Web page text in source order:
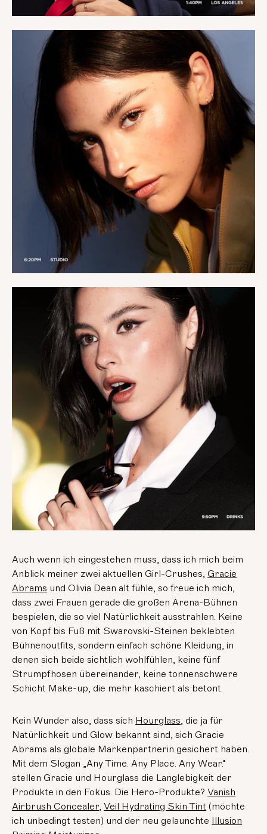
Auch wenn ich eingestehen muss, dass ich mich beim
Anblick meiner zwei aktuellen Girl-Crushes,Gracie
Abrams und Olivia Dean alt fühle, so freue ich mich,
dass zwei Frauen gerade die großen Arena-Bühnen
bespielen, die so viel Natürlichkeit ausstrahlen. Keine
von Kopf bis Fuß mit Swarovski-Steinen beklebten
Bühnenoutfits, sondern einfach schöne Kleidung, in
denen sich beide sichtlich wohlfühlen, keine fünf
Strumpfhosen übereinander, keine tonnenschwere
Schicht Make-up, die mehr kaschiert als betont.
Kein Wunder also, dass sich Hourglass, die ja für
Natürlichkeit und Glow bekannt sind, sich Gracie
Abrams als globale Markenpartnerin gesichert haben.
Mit dem Slogan „Any Time. Any Place. Any Wear.“
stellen Gracie und Hourglass die Langlebigkeit der
Produkte in den Fokus. Die Hero-Produkte?Vanish
Airbrush Concealer,Veil Hydrating Skin Tint (möchte
ich unbedingt testen) und der neu gelaunchte Illusion